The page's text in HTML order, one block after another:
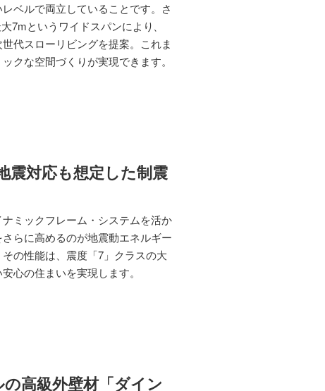
ベルで両立していることです。さ
7mというワイドスパンにより、
代スローリビングを提案。これま
クな空間づくりが実現できます。
震対応も想定した制震
ミックフレーム・システムを活か
らに高めるのが地震動エネルギー
の性能は、震度「7」クラスの大
心の住まいを実現します。
高級外壁材「ダイン